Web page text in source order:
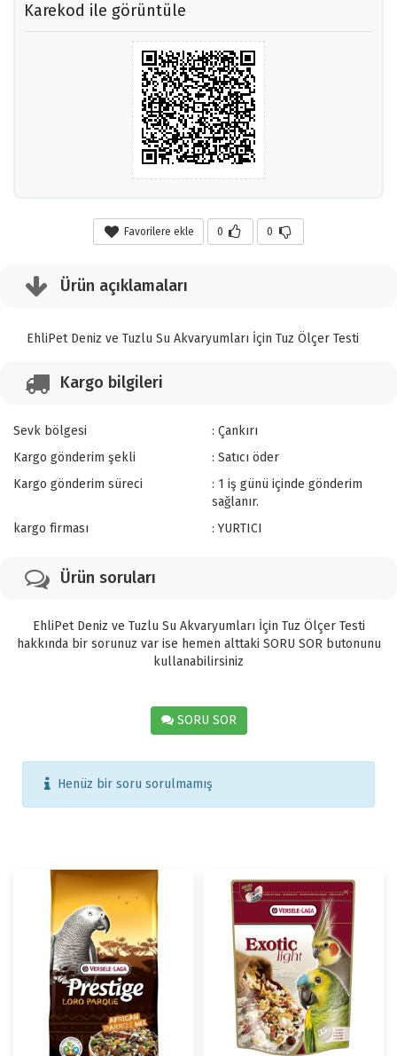
Karekod ile görüntüle
Favorilere ekle 0 0
Ürün açıklamaları
EhliPet Deniz ve Tuzlu Su Akvaryumları İçin Tuz Ölçer Testi
Kargo bilgileri
Sevk bölgesi
: Çankırı
Kargo gönderim şekli
: Satıcı öder
Kargo gönderim süreci
: 1 iş günü içinde gönderim
sağlanır.
kargo firması
: YURTICI
Ürün soruları
EhliPet Deniz ve Tuzlu Su Akvaryumları İçin Tuz Ölçer Testi
hakkında bir sorunuz var ise hemen alttaki SORU SOR butonunu
kullanabilirsiniz
SORU SOR
Henüz bir soru sorulmamış